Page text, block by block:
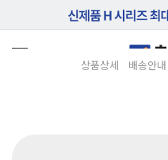
상품상세 배송안내